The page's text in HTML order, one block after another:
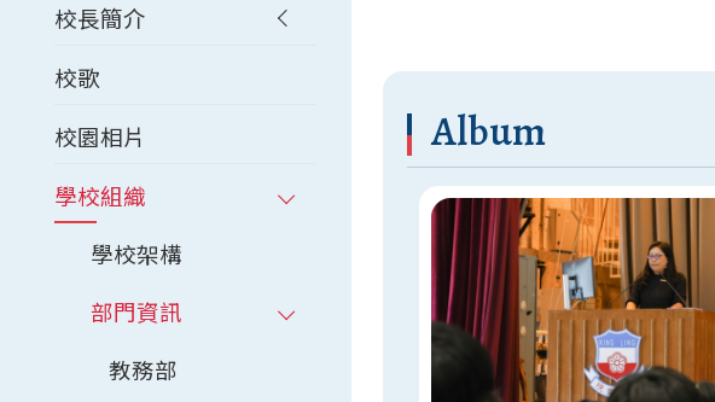
Album
校長簡介
校歌
校園相片
學校組織
學校架構
部門資訊
教務部